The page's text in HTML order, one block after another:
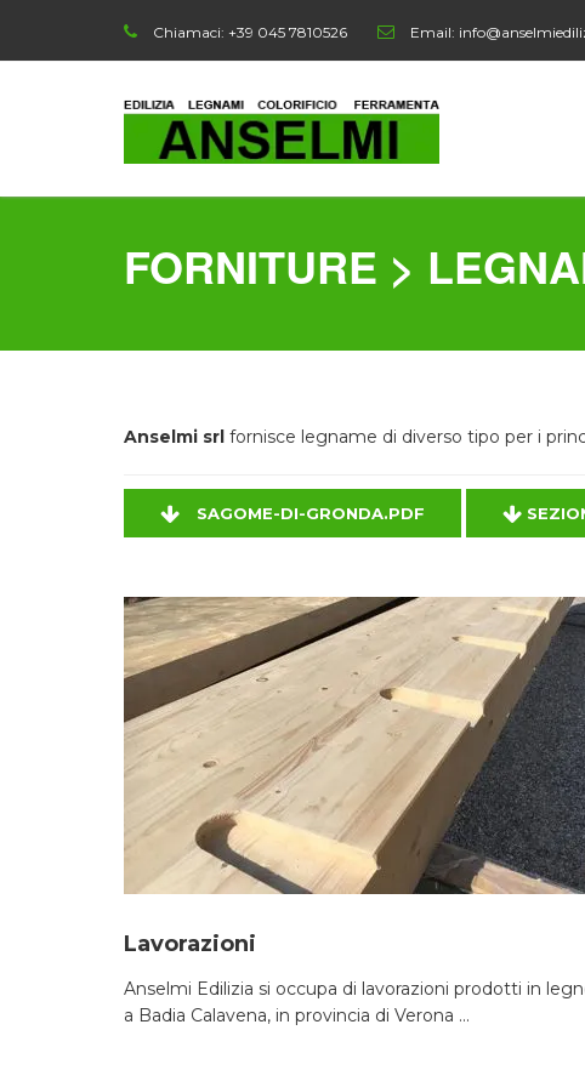
Chiamaci: +39 045 7810526 Email:
FORNITURE >
Anselmi srl fornisce legname di diverso tipo per i
SAGOME-DI-GRONDA.PDF
Lavorazioni
Anselmi Edilizia si occupa di lavorazioni prodotti in
a Badia Calavena, in provincia di Verona ...